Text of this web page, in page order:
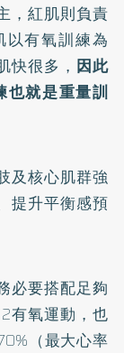
，紅肌則負責
有氧訓練為
快很多， 因此
也就是重量訓
及核心肌群強
提升平衡感預
必要搭配足夠
有氧運動，也
（最大心率